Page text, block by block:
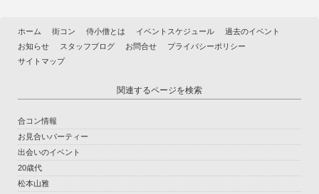
ホーム 街コン 侍小僧とは イベントスケジュール
過去のイベント
お知らせ
スタッフブログ お問合せ
プライバシーポリシー
サイトマップ
関連するページを検索
合コン情報
お見合いパーティー
出会いのイベント
20歳代
松本山雅